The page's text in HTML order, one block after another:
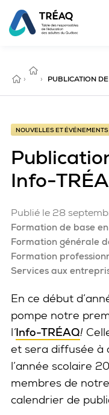
Aller au contenu
ACCUEIL
›
ET
ÉVÉNEMENTS
› PUBLICATION
NOUVELLES ET ÉVÉNEMENTS
Info-
Publié le 28
Formation de base
Formation générale
Formation
Services aux
En ce début
pompe notre
l‘Info-TRÉAQ!
et sera diffusée à
l’année scolaire
membres de
calendrier de